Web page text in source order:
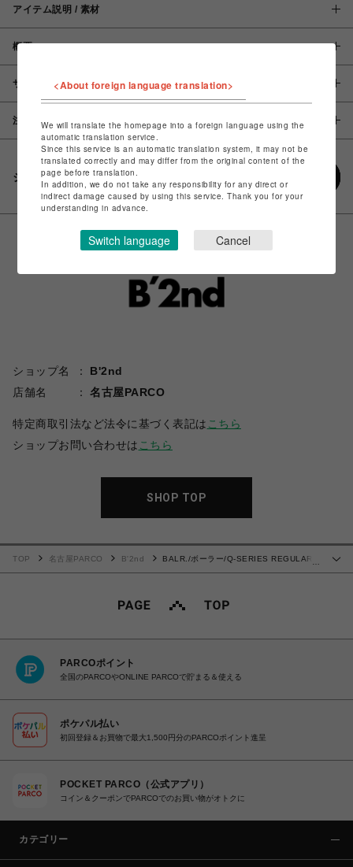
アイテム説明 / 素材
概要
サイズ
注意事項
シェアする
ショップ名
B'2nd
店舗名
名古屋PARCO
特定商取引法など法令に基づく表記は こちら
ショップお問い合わせは こちら
SHOP TOP
…
TOP 名古屋PARCO B'2nd
BALR./ボーラー/Q-SERIES REGULAR
PARCOポイント
全国のPARCOやONLINE PARCOで貯まる＆使える
ポケパル払い
初回登録＆お買物で最大1,500円分のPARCOポイント進呈
POCKET PARCO（公式アプリ）
コイン＆クーポンでPARCOでのお買い物がオトクに
カテゴリー
<About foreign language translation>
We will translate the homepage into a foreign language using the
automatic translation service.
Since this service is an automatic translation system, it may not be
translated correctly and may differ from the original content of the
page before translation.
In addition, we do not take any responsibility for any direct or
indirect damage caused by using this service. Thank you for your
understanding in advance.
Switch language Cancel